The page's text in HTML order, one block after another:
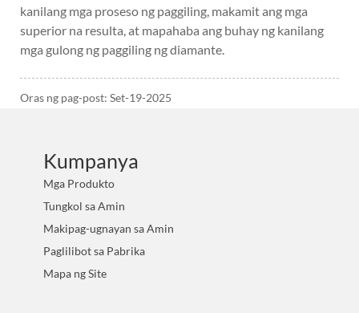
kanilang mga proseso ng paggiling, makamit ang mga
superior na resulta, at mapahaba ang buhay ng kanilang
mga gulong ng paggiling ng diamante.
Oras ng pag-post: Set-19-2025
Kumpanya
Mga Produkto
Tungkol sa Amin
Makipag-ugnayan sa Amin
Paglilibot sa Pabrika
Mapa ng Site